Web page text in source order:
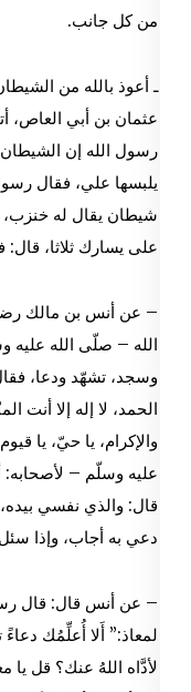
من كل جانب.
ـ أعوذ بالله من
عثمان بن أبي العاص،
رسول الله إن
يلبسها علي، فقال
شيطان يقال له خنزب،
على يسارك ثلاثا،
– عن أنس بن مالك
الله – صلّى الله عليه
وسجد، تشهّد ودعا،
الحمد، لا إله إلا أنت
والإكرام، يا حيّ، يا
عليه وسلّم – لأصحابه:
قال: والذي نفسي بيده،
دعي به أجاب، وإذا
– عن أنس قال: قال
لمعاذ:” أَلا أُعلِّمُك
لأدَّاه اللهُ عنك؟ قل يا